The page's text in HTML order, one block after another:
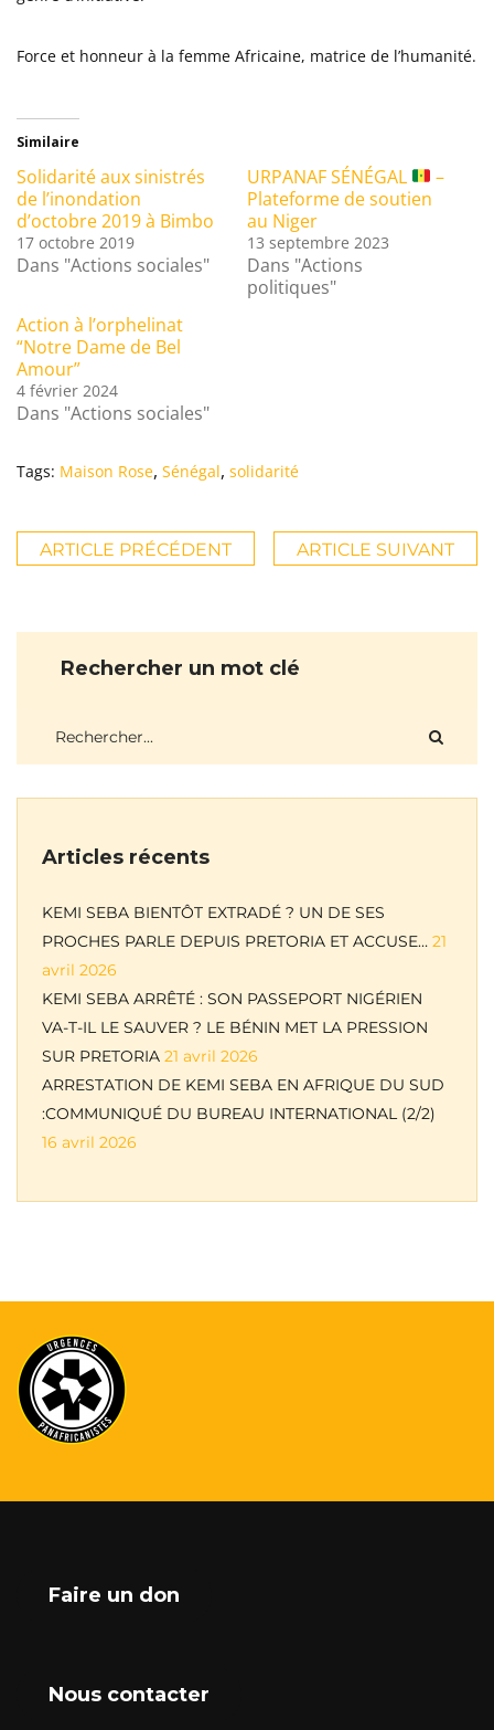
Force et honneur à la femme Africaine, matrice de l’humanité.
Similaire
Solidarité aux sinistrés
de l’inondation
d’octobre 2019 à Bimbo
17 octobre 2019
Dans "Actions sociales"
URPANAF SÉNÉGAL
–
Plateforme de soutien
au Niger
13 septembre 2023
Dans "Actions
politiques"
Action à l’orphelinat
“Notre Dame de Bel
Amour”
4 février 2024
Dans "Actions sociales"
Tags: Maison Rose, Sénégal, solidarité
ARTICLE PRÉCÉDENT ARTICLE SUIVANT
Rechercher un mot clé
Articles récents
KEMI SEBA BIENTÔT EXTRADÉ ? UN DE SES
PROCHES PARLE DEPUIS PRETORIA ET ACCUSE… 21
avril 2026
KEMI SEBA ARRÊTÉ : SON PASSEPORT NIGÉRIEN
VA-T-IL LE SAUVER ? LE BÉNIN MET LA PRESSION
SUR PRETORIA 21 avril 2026
ARRESTATION DE KEMI SEBA EN AFRIQUE DU SUD
:COMMUNIQUÉ DU BUREAU INTERNATIONAL (2/2)
16 avril 2026
Faire un don
Nous contacter